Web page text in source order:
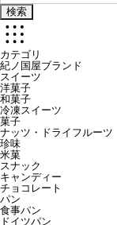
検索
カテゴリ
紀ノ国屋ブランド
スイーツ
洋菓子
和菓子
冷凍スイーツ
菓子
ナッツ・ドライフルーツ
珍味
米菓
スナック
キャンディー
チョコレート
パン
食事パン
ドイツパン